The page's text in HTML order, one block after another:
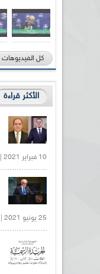
كل الفيديوهات
الأكثر قراءة
10 فبراير 2021 |
25 يونيو 2021 |